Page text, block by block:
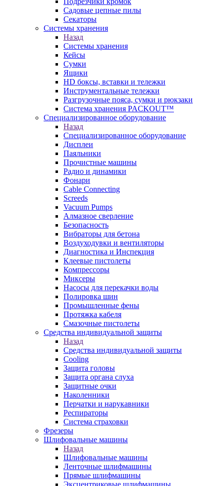
Садовые цепные пилы
Секаторы
Системы хранения
Назад
Системы хранения
Кейсы
Сумки
Ящики
HD боксы, вставки и тележки
Инструментальные тележки
Разгрузочные пояса, сумки и рюкзаки
Система хранения PACKOUT™
Специализированное оборудование
Назад
Специализированное оборудование
Дисплеи
Паяльники
Прочистные машины
Радио и динамики
Фонари
Cable Connecting
Screeds
Vacuum Pumps
Алмазное сверление
Безопасность
Вибраторы для бетона
Воздуходувки и вентиляторы
Диагностика и Инспекция
Клеевые пистолеты
Компрессоры
Миксеры
Насосы для перекачки воды
Полировка шин
Промышленные фены
Протяжка кабеля
Смазочные пистолеты
Средства индивидуальной защиты
Назад
Средства индивидуальной защиты
Cooling
Защита головы
Защита органа слуха
Защитные очки
Наколенники
Перчатки и нарукавники
Респираторы
Система страховки
Фрезеры
Шлифовальные машины
Назад
Шлифовальные машины
Ленточные шлифмашины
Прямые шлифмашины
Эксцентриковые шлифмашины